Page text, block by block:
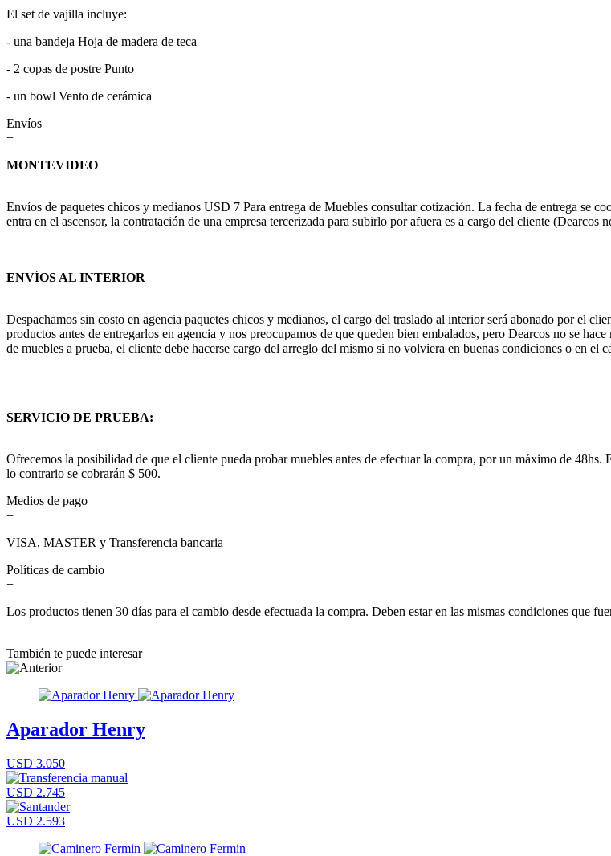
El set de vajilla incluye:
- una bandeja Hoja de madera de teca
- 2 copas de postre Punto
- un bowl Vento de cerámica
Envíos
+
MONTEVIDEO
Envíos de paquetes chicos y medianos USD 7 Para entrega de Muebles consultar cotización. La fecha de entrega se
entra en el ascensor, la contratación de una empresa tercerizada para subirlo por afuera es a cargo del cliente (Dearcos
ENVÍOS AL INTERIOR
Despachamos sin costo en agencia paquetes chicos y medianos, el cargo del traslado al interior será abonado por el
productos antes de entregarlos en agencia y nos preocupamos de que queden bien embalados, pero Dearcos no se
de muebles a prueba, el cliente debe hacerse cargo del arreglo del mismo si no volviera en buenas condiciones o en el
SERVICIO DE PRUEBA:
Ofrecemos la posibilidad de que el cliente pueda probar muebles antes de efectuar la compra, por un máximo de
lo contrario se cobrarán $ 500.
Medios de pago
+
VISA, MASTER y Transferencia bancaria
Políticas de cambio
+
Los productos tienen 30 días para el cambio desde efectuada la compra. Deben estar en las mismas condiciones que
También te puede interesar
Aparador Henry
USD 3.050
USD 2.745
USD 2.593